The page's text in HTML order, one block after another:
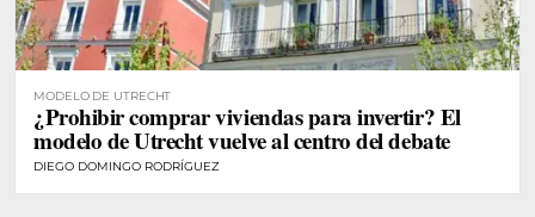
MODELO DE UTRECHT
¿Prohibir comprar viviendas para invertir? El
modelo de Utrecht vuelve al centro del debate
DIEGO DOMINGO RODRÍGUEZ